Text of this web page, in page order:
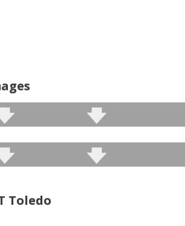
Commenter cet avis
sera visible sous le commentaire
après validation)
Tous les autres
Toledo